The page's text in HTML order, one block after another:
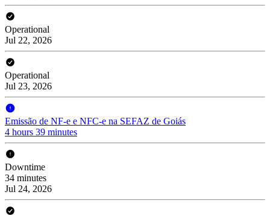
Operational
Jul 22, 2026
Operational
Jul 23, 2026
Emissão de NF-e e NFC-e na SEFAZ de Goiás
4 hours 39 minutes
Downtime
34 minutes
Jul 24, 2026